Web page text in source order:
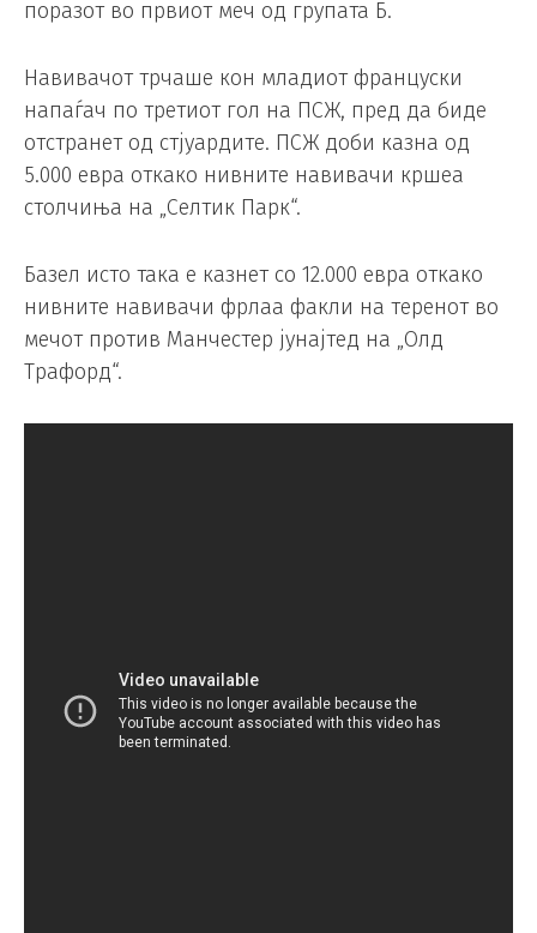
поразот во првиот меч од групата Б.
Навивачот трчаше кон младиот француски
напаѓач по третиот гол на ПСЖ, пред да биде
отстранет од стјуардите. ПСЖ доби казна од
5.000 евра откако нивните навивачи кршеа
столчиња на „Селтик Парк“.
Базел исто така е казнет со 12.000 евра откако
нивните навивачи фрлаа факли на теренот во
мечот против Манчестер јунајтед на „Олд
Трафорд“.